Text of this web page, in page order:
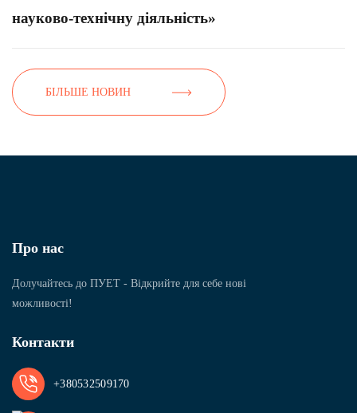
науково-технічну діяльність»
БІЛЬШЕ НОВИН
Про нас
Долучайтесь до ПУЕТ - Відкрийте для себе нові
можливості!
Контакти
+380532509170